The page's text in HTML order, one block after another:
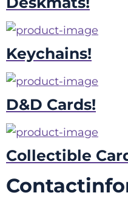
Keychains!
D&D Cards!
Collectible